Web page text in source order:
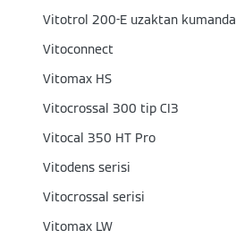
Vitotrol 200-E uzaktan kumanda
Vitoconnect
Vitomax HS
Vitocrossal 300 tip CI3
Vitocal 350 HT Pro
Vitodens serisi
Vitocrossal serisi
Vitomax LW